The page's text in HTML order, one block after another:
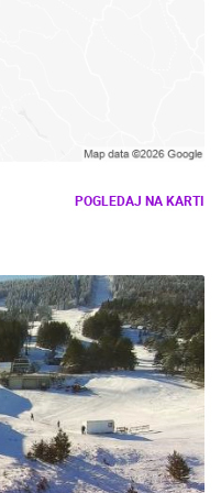
POGLEDAJ NA KARTI